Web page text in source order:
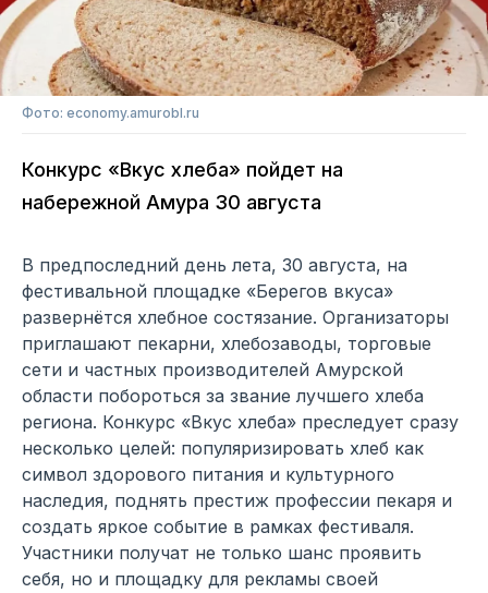
Фото: economy.amurobl.ru
Конкурс «Вкус хлеба» пойдет на
набережной Амура 30 августа
В предпоследний день лета, 30 августа, на
фестивальной площадке «Берегов вкуса»
развернётся хлебное состязание. Организаторы
приглашают пекарни, хлебозаводы, торговые
сети и частных производителей Амурской
области побороться за звание лучшего хлеба
региона. Конкурс «Вкус хлеба» преследует сразу
несколько целей: популяризировать хлеб как
символ здорового питания и культурного
наследия, поднять престиж профессии пекаря и
создать яркое событие в рамках фестиваля.
Участники получат не только шанс проявить
себя, но и площадку для рекламы своей